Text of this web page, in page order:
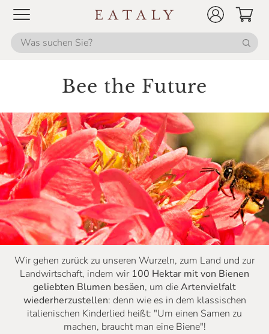
Bee the Future
Wir gehen zurück zu unseren Wurzeln, zum Land und zur
Landwirtschaft, indem wir 100 Hektar mitvon Bienen
geliebten Blumen besäen, um dieArtenvielfalt
wiederherzustellen: denn wie es in dem klassischen
italienischen Kinderlied heißt: "Um einen Samen zu
machen, braucht man eine Biene"!